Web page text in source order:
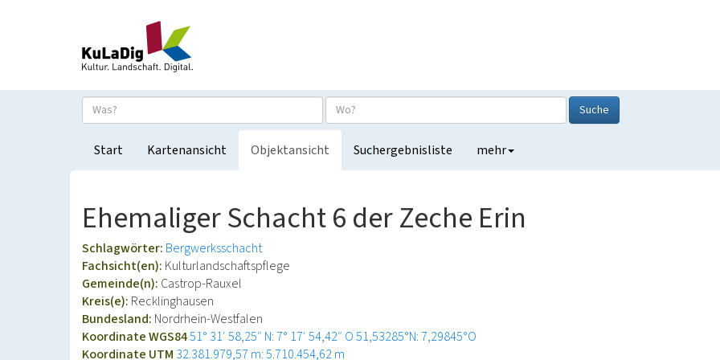
Suche
Start Kartenansicht Objektansicht Suchergebnisliste mehr
Ehemaliger Schacht 6 der Zeche Erin
Schlagwörter: Bergwerksschacht
Fachsicht(en): Kulturlandschaftspflege
Gemeinde(n): Castrop-Rauxel
Kreis(e): Recklinghausen
Bundesland: Nordrhein-Westfalen
Koordinate WGS8451° 31′ 58,25″ N: 7° 17′ 54,42″ O51,53285°N: 7,29845°O
Koordinate UTM 32.381.979,57 m: 5.710.454,62 m